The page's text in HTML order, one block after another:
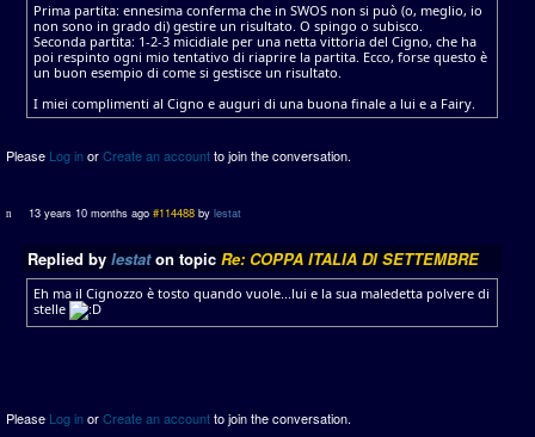
Prima partita: ennesima conferma che in SWOS non si può (o, meglio, io
non sono in grado di) gestire un risultato. O spingo o subisco.
Seconda partita: 1-2-3 micidiale per una netta vittoria del Cigno, che ha
poi respinto ogni mio tentativo di riaprire la partita. Ecco, forse questo è
un buon esempio di come si gestisce un risultato.
I miei complimenti al Cigno e auguri di una buona finale a lui e a Fairy.
Please Log inorCreate an accountto join the conversation.
13 years 10 months ago #114488 bylestat
Replied by lestaton topic Re: COPPA ITALIA DI SETTEMBRE
Eh ma il Cignozzo è tosto quando vuole...lui e la sua maledetta polvere di
stelle
Please Log inorCreate an accountto join the conversation.